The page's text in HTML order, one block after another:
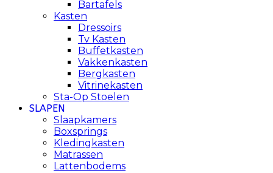
Bartafels
Kasten
Dressoirs
Tv Kasten
Buffetkasten
Vakkenkasten
Bergkasten
Vitrinekasten
Sta-Op Stoelen
SLAPEN
Slaapkamers
Boxsprings
Kledingkasten
Matrassen
Lattenbodems